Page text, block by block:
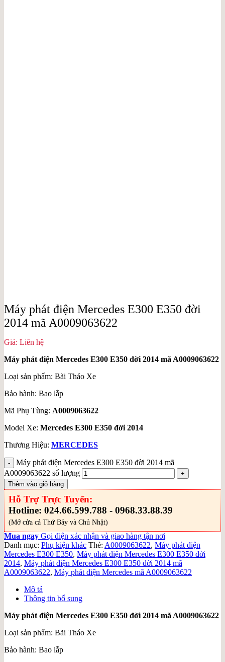
Máy phát điện Mercedes E300 E350 đời
2014 mã A0009063622
Giá: Liên hệ
Máy phát điện Mercedes E300 E350 đời 2014 mã A0009063622
Loại sản phẩm: Bãi Tháo Xe
Bảo hành: Bao lắp
Mã Phụ Tùng: A0009063622
Model Xe: Mercedes E300 E350 đời 2014
Thương Hiệu: MERCEDES
Máy phát điện Mercedes E300 E350 đời 2014 mã
A0009063622 số lượng
Thêm vào giỏ hàng
Hỗ Trợ Trực Tuyến:
Hotline: 024.66.599.788 - 0968.33.88.39
(Mở cửa cả Thứ Bảy và Chủ Nhật)
Mua ngay Gọi điện xác nhận và giao hàng tận nơi
Danh mục: Phụ kiện khác Thẻ: A0009063622, Máy phát điện
Mercedes E300 E350, Máy phát điện Mercedes E300 E350 đời
2014, Máy phát điện Mercedes E300 E350 đời 2014 mã
A0009063622, Máy phát điện Mercedes mã A0009063622
Mô tả
Thông tin bổ sung
Máy phát điện Mercedes E300 E350 đời 2014 mã A0009063622
Loại sản phẩm: Bãi Tháo Xe
Bảo hành: Bao lắp